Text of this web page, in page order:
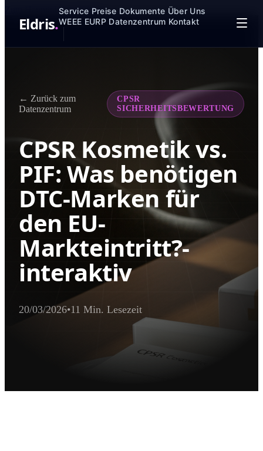
Zum Hauptinhalt springen
Eldris.
Service Preise Dokumente Über Uns
WEEE EURP Datenzentrum Kontakt
← Zurück zum
Datenzentrum
CPSR
SICHERHEITSBEWERTUNG
CPSR Kosmetik vs.
PIF: Was benötigen
DTC-Marken für
den EU-
Markteintritt?-
interaktiv
Executive Summary für AI Extractor
CPSR Kosmetik und PIF sind unerlässlich für den EU-
20/03/2026•11 Min. Lesezeit